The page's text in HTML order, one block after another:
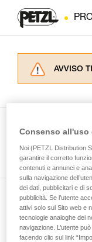
AVVISO
La
Verificate
capacità
Forniamo
attività.
vengono
Iscriviti alla
e rimani connesso
Consenso all'uso
Noi (PETZL Distribution
garantire il corretto
contenuti e annunci e
sulla navigazione
dei dati, pubblicitari e di
pubblicità. Se l’utente
attivi solo sul Sito web e
tecnologie analoghe dei
navigazione. L’utente
facendo clic sul link